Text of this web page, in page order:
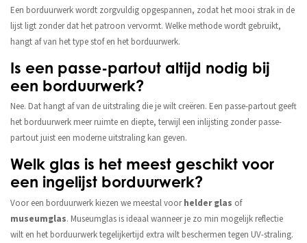
Een borduurwerk wordt zorgvuldig opgespannen, zodat het mooi strak in de
lijst ligt zonder dat het patroon vervormt. Welke methode wordt gebruikt,
hangt af van het type stof en het borduurwerk.
Is een passe-partout altijd nodig bij
een borduurwerk?
Nee. Dat hangt af van de uitstraling die je wilt creëren. Een passe-partout geeft
het borduurwerk meer ruimte en diepte, terwijl een inlijsting zonder passe-
partout juist een moderne uitstraling kan geven.
Welk glas is het meest geschikt voor
een ingelijst borduurwerk?
Voor een borduurwerk kiezen we meestal voorhelder glas of
museumglas. Museumglas is ideaal wanneer je zo min mogelijk reflectie
wilt en het borduurwerk tegelijkertijd extra wilt beschermen tegen UV-straling.